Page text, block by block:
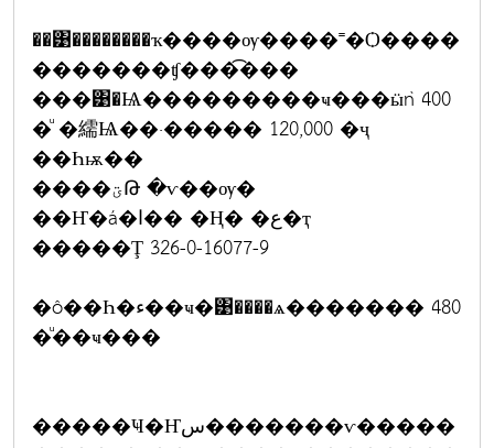
��͹��������ҡ����ѹ����˭�Ѻ����
�������ʧ���͡���
���͹�Ѩ���������ҹ���ӹǹ 400
�ͧ �繻Ѩ��·����� 120,000 �ҷ
��Һѭ��
����ؾԹ �ѵ��ѹ�
��Ҥ�á�ا�� �Ң� �ع�ҭ
�����Ţ 326-0-16077-9
�ô��Һ�ء��ҹ�͹����ѧ������� 480
�ͧ��ҹ���
�����Ҹ�Ҥس�������ѵ�����